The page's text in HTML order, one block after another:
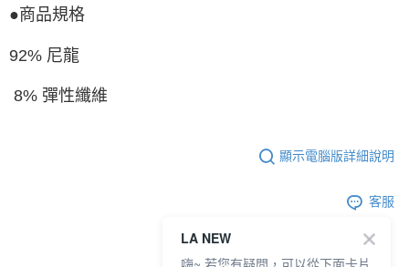
●商品規格
92% 尼龍
8% 彈性纖維
顯示電腦版詳細說明
客服
LA NEW
嗨~ 若您有疑問，可以從下面卡片